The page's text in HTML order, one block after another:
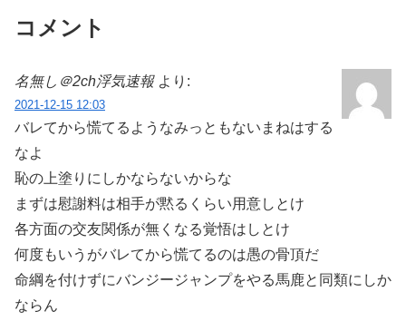
コメント
名無し＠2ch浮気速報 より:
2021-12-15 12:03
バレてから慌てるようなみっともないまねはする
なよ
恥の上塗りにしかならないからな
まずは慰謝料は相手が黙るくらい用意しとけ
各方面の交友関係が無くなる覚悟はしとけ
何度もいうがバレてから慌てるのは愚の骨頂だ
命綱を付けずにバンジージャンプをやる馬鹿と同類にしか
ならん